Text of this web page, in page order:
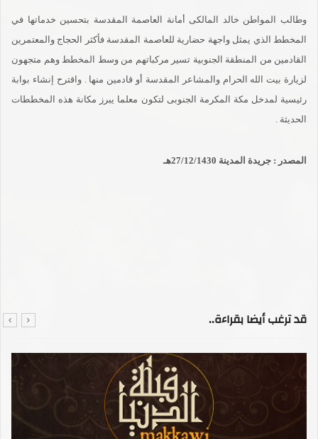
وطالب المواطن خالد المالكى أمانة العاصمة المقدسة بتحسين خدماتها في
المخطط الذي يمثل واجهة حضارية للعاصمة المقدسة فأكثر الحجاج والمعتمرين
القادمين من المنطقة الجنوبية تسير مركباتهم من وسط المخطط وهم متجهون
لزيارة بيت الله الحرام والمشاعر المقدسة أو قادمين منها . واقترح إنشاء بوابة
رئيسية لمدخل مكة المكرمة الجنوبى لتكون معلما يبرز مكانة هذه المخططات
الحديثة .
المصدر : جريدة المدينة 27/12/1430هـ
قد ترغب أيضا بقراءة..